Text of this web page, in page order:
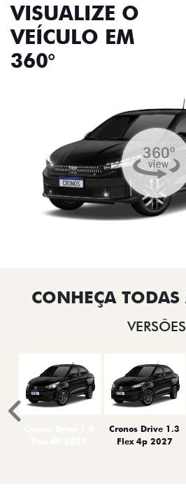
VISUALIZE O
VEÍCULO EM
360°
VERSÕES
Cronos Drive 1.3
Flex 4p 2027
Anterior